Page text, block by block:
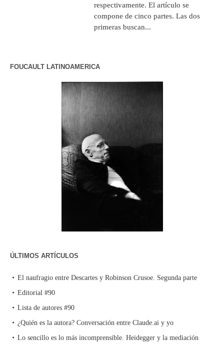
respectivamente. El artículo se
compone de cinco partes. Las dos
primeras buscan...
FOUCAULT LATINOAMERICA
ÚLTIMOS ARTÍCULOS
El naufragio entre Descartes y Robinson Crusoe. Segunda parte
Editorial #90
Lista de autores #90
¿Quién es la autora? Conversación entre Claude.ai y yo
Lo sencillo es lo más incomprensible. Heidegger y la mediación